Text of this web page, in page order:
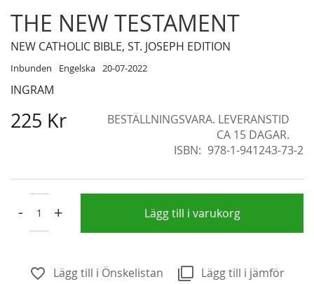
THE NEW TESTAMENT
NEW CATHOLIC BIBLE, ST. JOSEPH EDITION
Inbunden Engelska 20-07-2022
INGRAM
225 Kr
BESTÄLLNINGSVARA. LEVERANSTID
CA 15 DAGAR.
ISBN
978-1-941243-73-2
- + Lägg till i varukorg
Lägg till i Önskelistan
Lägg till i jämför
Skip
to
the
of
the
gallery